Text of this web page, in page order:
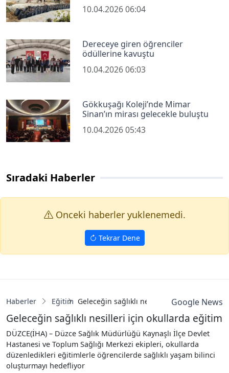
10.04.2026 06:04
Dereceye giren öğrenciler
ödüllerine kavuştu
10.04.2026 06:03
Gökkuşağı Koleji’nde Mimar
Sinan’ın mirası gelecekle buluştu
10.04.2026 05:43
Sıradaki Haberler
Onceki haberler yuklenemedi.
Tekrar Dene
Haberler Eğitim Geleceğin sağlıklı nesilleri için okullarda
Google News
Geleceğin sağlıklı nesilleri için okullarda eğitim
DÜZCE(İHA) – Düzce Sağlık Müdürlüğü Kaynaşlı İlçe Devlet
Hastanesi ve Toplum Sağlığı Merkezi ekipleri, okullarda
düzenledikleri eğitimlerle öğrencilerde sağlıklı yaşam bilinci
oluşturmayı hedefliyor